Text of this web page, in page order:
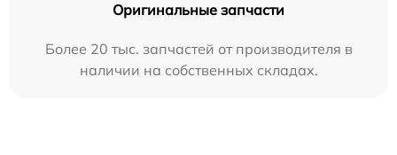
Оригинальные запчасти
Более 20 тыс. запчастей от производителя в
наличии на собственных складах.